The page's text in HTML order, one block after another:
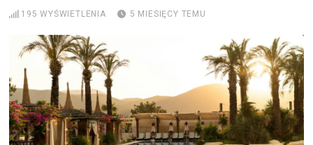
195 WYŚWIETLENIA 5 MIESIĘCY TEMU